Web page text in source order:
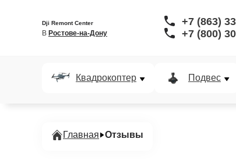
Dji Remont Center
В Ростове-на-Дону
+7 (863)
+7 (800)
Квадрокоптер Подвес
Главная Отзывы